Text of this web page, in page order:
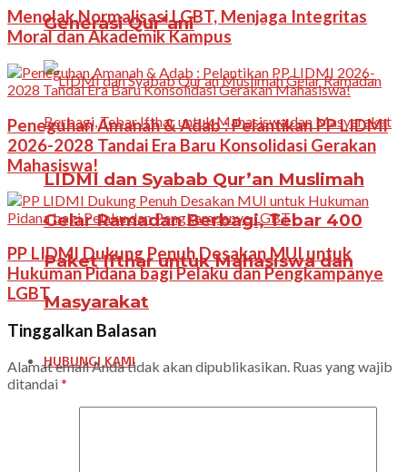
Generasi Qur’ani
LIDMI dan Syabab Qur’an Muslimah
Gelar Ramadan Berbagi, Tebar 400
Paket Ifthar untuk Mahasiswa dan
Masyarakat
HUBUNGI KAMI
Menolak Normalisasi LGBT, Menjaga Integritas
Moral dan Akademik Kampus
Peneguhan Amanah & Adab : Pelantikan PP LIDMI
2026-2028 Tandai Era Baru Konsolidasi Gerakan
Mahasiswa!
PP LIDMI Dukung Penuh Desakan MUI untuk
Hukuman Pidana bagi Pelaku dan Pengkampanye
LGBT
Tinggalkan Balasan
Alamat email Anda tidak akan dipublikasikan. Ruas yang wajib
ditandai *